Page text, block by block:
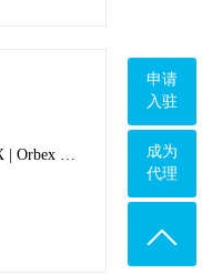
Blackwell Global | FP Markets澳福 | ZFX | Orbex Limited | 英皇金融有限公司
申请
入驻
成为
代理
